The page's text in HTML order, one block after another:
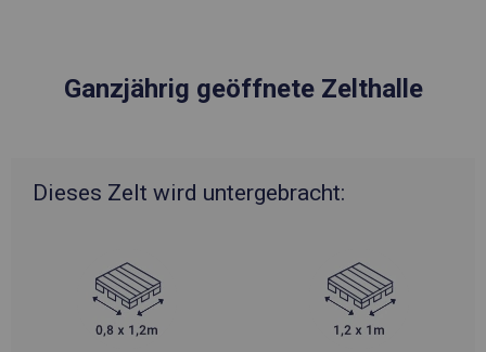
Ganzjährig geöffnete Zelthalle
Dieses Zelt wird untergebracht: